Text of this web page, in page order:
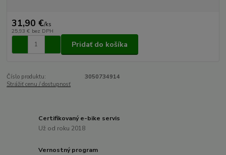
31,90 €/ks
25,93 € bez DPH
Pridať do košíka
Číslo produktu:
3050734914
Strážiť cenu / dostupnosť
Certifikovaný e-bike servis
Už od roku 2018
Vernostný program